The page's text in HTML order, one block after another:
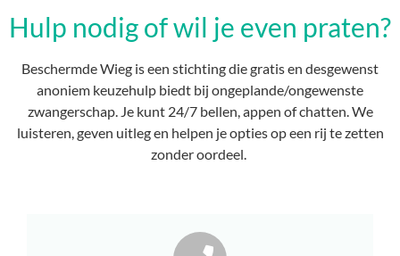
Hulp nodig of wil je even praten?
Beschermde Wieg is een stichting die gratis en desgewenst
anoniem keuzehulp biedt bij ongeplande/ongewenste
zwangerschap. Je kunt 24/7 bellen, appen of chatten. We
luisteren, geven uitleg en helpen je opties op een rij te zetten
zonder oordeel.